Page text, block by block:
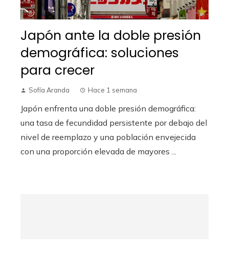
Japón ante la doble presión
demográfica: soluciones
para crecer
Sofía Aranda Hace 1 semana
Japón enfrenta una doble presión demográfica:
una tasa de fecundidad persistente por debajo del
nivel de reemplazo y una población envejecida
con una proporción elevada de mayores ...